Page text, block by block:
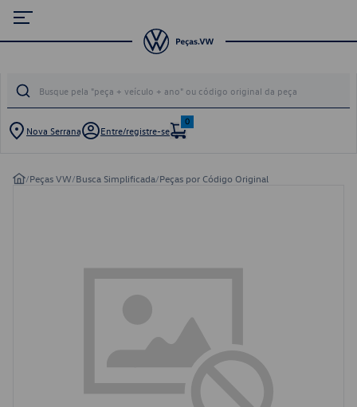
Nova Serrana Entre/registre-se
0
/Peças VW/Busca Simplificada/Peças por Código Original